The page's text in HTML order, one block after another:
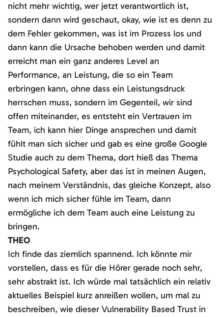
nicht mehr wichtig, wer jetzt verantwortlich ist,
sondern dann wird geschaut, okay, wie ist es denn zu
dem Fehler gekommen, was ist im Prozess los und
dann kann die Ursache behoben werden und damit
erreicht man ein ganz anderes Level an
Performance, an Leistung, die so ein Team
erbringen kann, ohne dass ein Leistungsdruck
herrschen muss, sondern im Gegenteil, wir sind
offen miteinander, es entsteht ein Vertrauen im
Team, ich kann hier Dinge ansprechen und damit
fühlt man sich sicher und gab es eine große Google
Studie auch zu dem Thema, dort hieß das Thema
Psychological Safety, aber das ist in meinen Augen,
nach meinem Verständnis, das gleiche Konzept, also
wenn ich mich sicher fühle im Team, dann
ermögliche ich dem Team auch eine Leistung zu
bringen.
THEO
Ich finde das ziemlich spannend. Ich könnte mir
vorstellen, dass es für die Hörer gerade noch sehr,
sehr abstrakt ist. Ich würde mal tatsächlich ein relativ
aktuelles Beispiel kurz anreißen wollen, um mal zu
beschreiben, wie dieser Vulnerability Based Trust in